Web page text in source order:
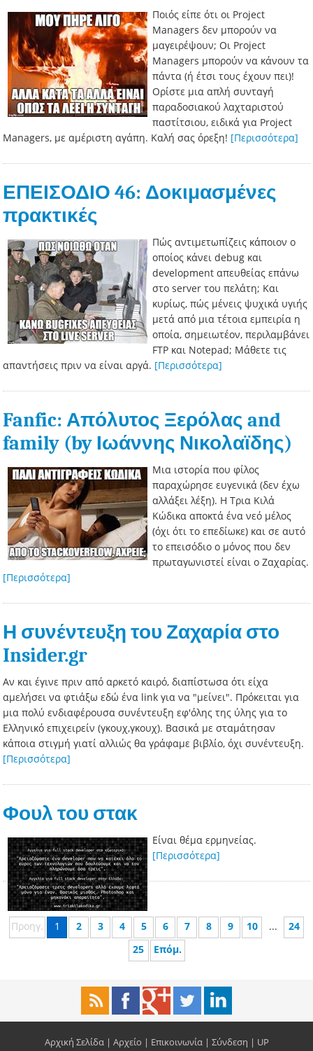
Ποιός είπε ότι οι Project
Managers δεν μπορούν να
μαγειρέψουν; Οι Project
Managers μπορούν να κάνουν τα
πάντα (ή έτσι τους έχουν πει)!
Ορίστε μια απλή συνταγή
παραδοσιακού λαχταριστού
παστίτσιου, ειδικά για Project
Managers, με αμέριστη αγάπη. Καλή σας όρεξη! [Περισσότερα]
ΕΠΕΙΣΟΔΙΟ 46: Δοκιμασμένες
πρακτικές
Πώς αντιμετωπίζεις κάποιον ο
οποίος κάνει debug και
development απευθείας επάνω
στο server του πελάτη; Και
κυρίως, πώς μένεις ψυχικά υγιής
μετά από μια τέτοια εμπειρία η
οποία, σημειωτέον, περιλαμβάνει
FTP και Notepad; Μάθετε τις
απαντήσεις πριν να είναι αργά. [Περισσότερα]
Fanfic: Απόλυτος Ξερόλας and
family (by Ιωάννης Νικολαϊδης)
Μια ιστορία που φίλος
παραχώρησε ευγενικά (δεν έχω
αλλάξει λέξη). Η Τρια Κιλά
Κώδικα αποκτά ένα νεό μέλος
(όχι ότι το επεδίωκε) και σε αυτό
το επεισόδιο ο μόνος που δεν
πρωταγωνιστεί είναι ο Ζαχαρίας.
[Περισσότερα]
Η συνέντευξη του Ζαχαρία στο
Insider.gr
Αν και έγινε πριν από αρκετό καιρό, διαπίστωσα ότι είχα
αμελήσει να φτιάξω εδώ ένα link για να "μείνει". Πρόκειται για
μια πολύ ενδιαφέρουσα συνέντευξη εφ'όλης της ύλης για το
Ελληνικό επιχειρείν (γκουχ,γκουχ). Βασικά με σταμάτησαν
κάποια στιγμή γιατί αλλιώς θα γράφαμε βιβλίο, όχι συνέντευξη.
[Περισσότερα]
Φουλ του στακ
Είναι θέμα ερμηνείας.
[Περισσότερα]
Προηγ. 1 2 3 4 5 6 7 8 9 10 ...
24
25
Επόμ.
Αρχική Σελίδα| Αρχείο | Επικοινωνία| Σύνδεση | UP